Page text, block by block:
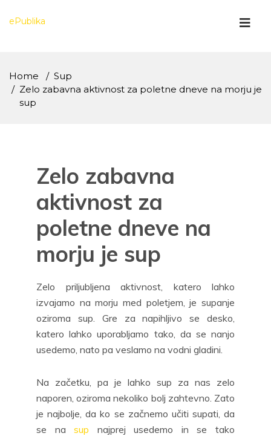
ePublika
Home
Sup
Zelo zabavna aktivnost za poletne dneve na morju je
sup
Zelo zabavna
aktivnost za
poletne dneve na
morju je sup
Zelo priljubljena aktivnost, katero lahko
izvajamo na morju med poletjem, je supanje
oziroma sup. Gre za napihljivo se desko,
katero lahko uporabljamo tako, da se nanjo
usedemo, nato pa veslamo na vodni gladini.
Na začetku, pa je lahko sup za nas zelo
naporen, oziroma nekoliko bolj zahtevno. Zato
je najbolje, da ko se začnemo učiti supati, da
se nasup najprej usedemo in se tako